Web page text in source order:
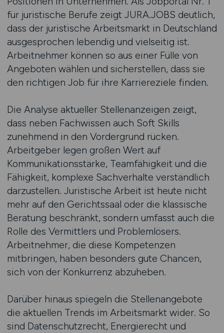
für juristische Berufe zeigt JURA.JOBS deutlich,
dass der juristische Arbeitsmarkt in Deutschland
ausgesprochen lebendig und vielseitig ist.
Arbeitnehmer können so aus einer Fülle von
Angeboten wählen und sicherstellen, dass sie
den richtigen Job für ihre Karriereziele finden.
Die Analyse aktueller Stellenanzeigen zeigt,
dass neben Fachwissen auch Soft Skills
zunehmend in den Vordergrund rücken.
Arbeitgeber legen großen Wert auf
Kommunikationsstärke, Teamfähigkeit und die
Fähigkeit, komplexe Sachverhalte verständlich
darzustellen. Juristische Arbeit ist heute nicht
mehr auf den Gerichtssaal oder die klassische
Beratung beschränkt, sondern umfasst auch die
Rolle des Vermittlers und Problemlösers.
Arbeitnehmer, die diese Kompetenzen
mitbringen, haben besonders gute Chancen,
sich von der Konkurrenz abzuheben.
Darüber hinaus spiegeln die Stellenangebote
die aktuellen Trends im Arbeitsmarkt wider. So
sind Datenschutzrecht, Energierecht und